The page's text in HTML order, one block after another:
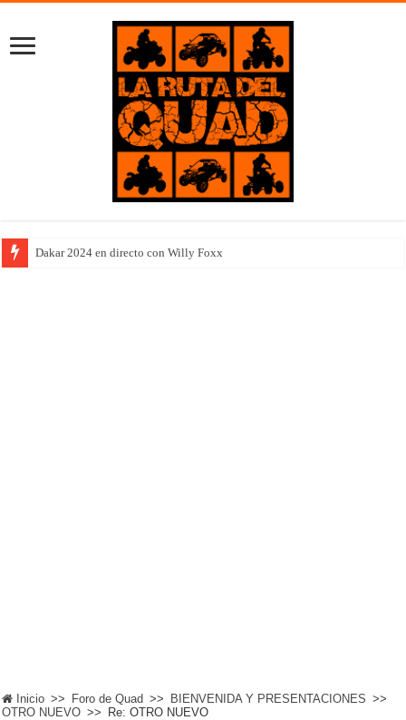
Dakar 2024 en directo con Willy Foxx
Inicio >> Foro de Quad >> BIENVENIDA Y PRESENTACIONES >>
OTRO NUEVO >> Re: OTRO NUEVO